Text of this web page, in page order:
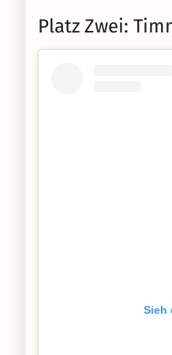
Platz Zwei:
Sieh